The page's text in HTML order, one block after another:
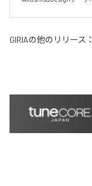
GIRIAの他のリリース：